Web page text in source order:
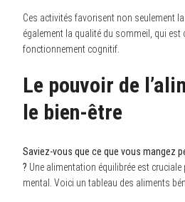
Ces activités favorisent non seulement
également la qualité du sommeil, qui est
fonctionnement cognitif.
Le pouvoir de
le bien-être
Saviez-vous que ce que vous mangez
? Une alimentation équilibrée est
mental. Voici un tableau des aliments